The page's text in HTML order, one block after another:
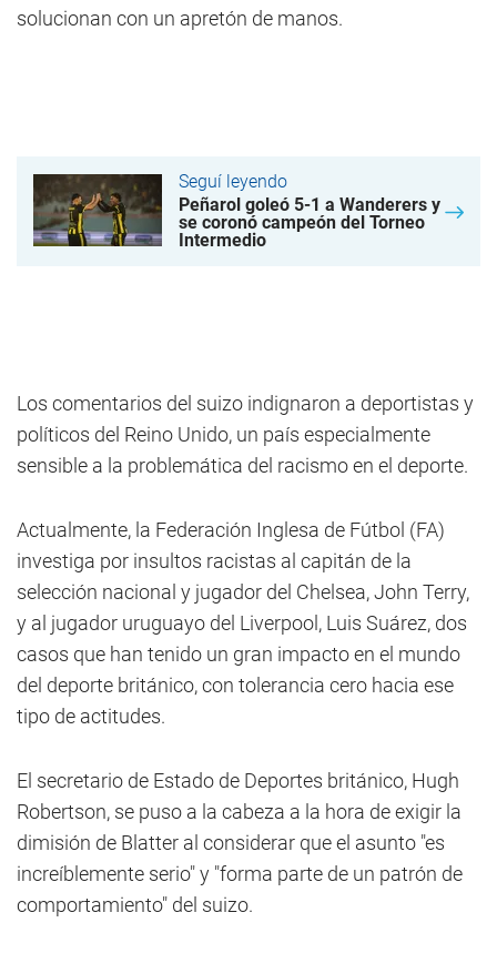
solucionan con un apretón de manos.
Seguí leyendo
Peñarol goleó 5-1 a Wanderers y
se coronó campeón del Torneo
Intermedio
Los comentarios del suizo indignaron a deportistas y
políticos del Reino Unido, un país especialmente
sensible a la problemática del racismo en el deporte.
Actualmente, la Federación Inglesa de Fútbol (FA)
investiga por insultos racistas al capitán de la
selección nacional y jugador del Chelsea, John Terry,
y al jugador uruguayo del Liverpool, Luis Suárez, dos
casos que han tenido un gran impacto en el mundo
del deporte británico, con tolerancia cero hacia ese
tipo de actitudes.
El secretario de Estado de Deportes británico, Hugh
Robertson, se puso a la cabeza a la hora de exigir la
dimisión de Blatter al considerar que el asunto "es
increíblemente serio" y "forma parte de un patrón de
comportamiento" del suizo.